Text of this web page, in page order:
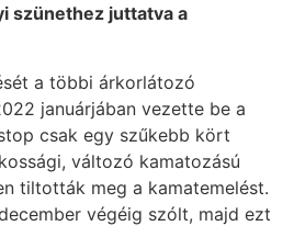
szünethez juttatva a
a többi árkorlátozó
januárjában vezette be a
csak egy szűkebb kört
változó kamatozású
tiltották meg a kamatemelést.
végéig szólt, majd ezt